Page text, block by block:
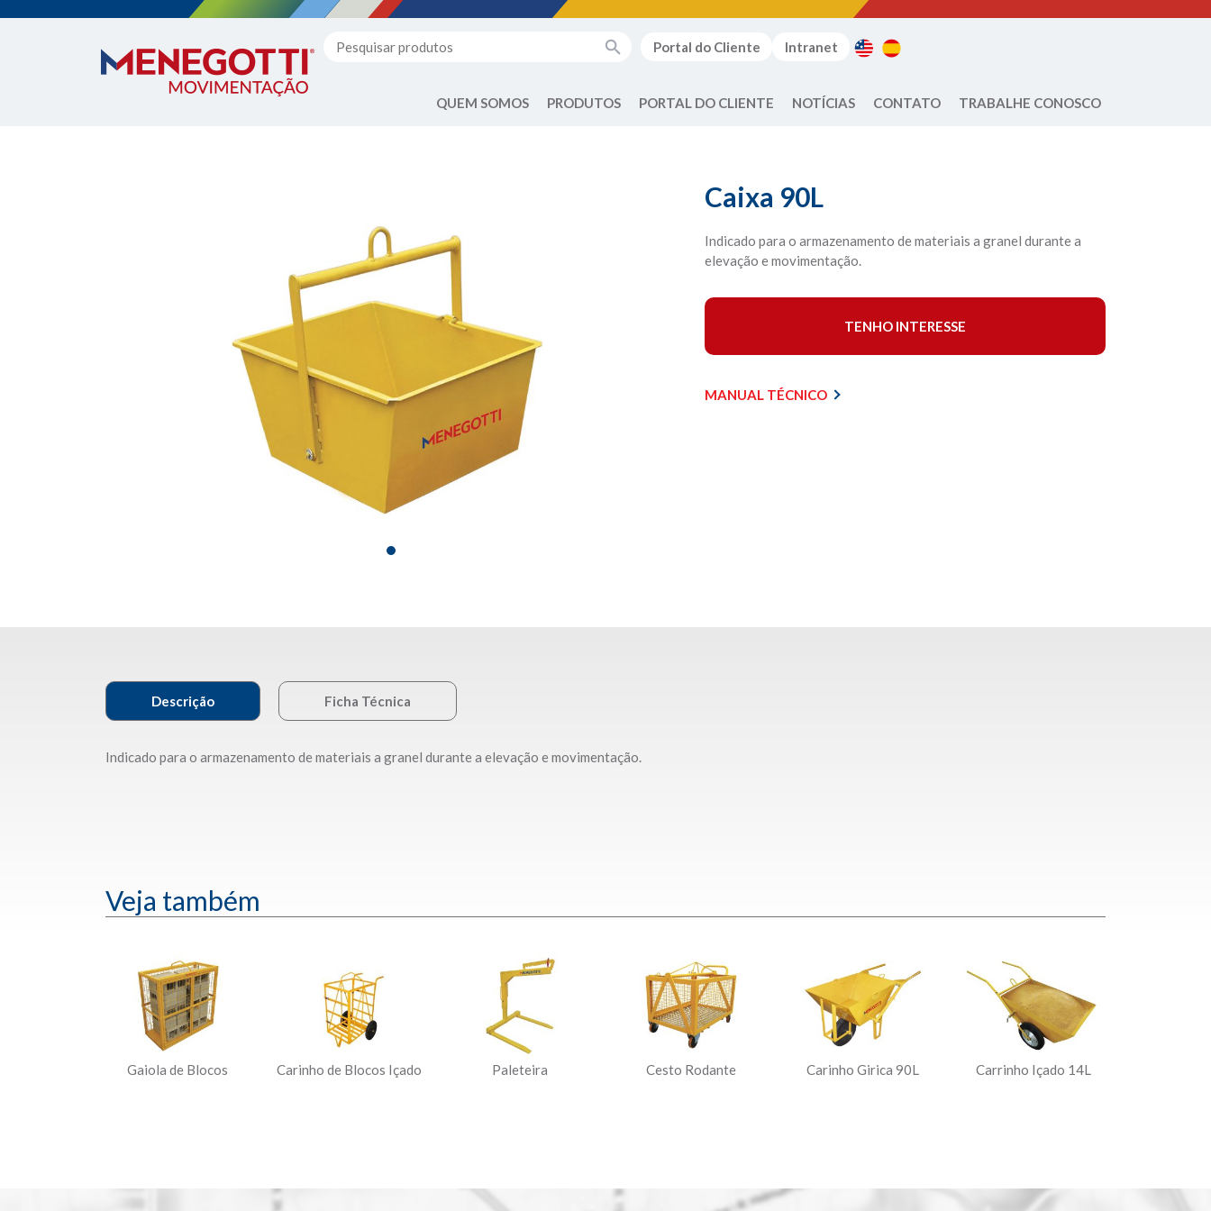
Portal do Cliente Intranet
QUEM SOMOS PRODUTOS PORTAL DO CLIENTE NOTÍCIAS CONTATO TRABALHE CONOSCO
Caixa 90L
Indicado para o armazenamento de materiais a granel durante a
elevação e movimentação.
TENHO INTERESSE
MANUAL TÉCNICO
Descrição Ficha Técnica
Indicado para o armazenamento de materiais a granel durante a elevação e movimentação.
Veja também
Gaiola de Blocos Carinho de Blocos Içado Paleteira Cesto Rodante Carinho Girica 90L Carrinho Içado 14L